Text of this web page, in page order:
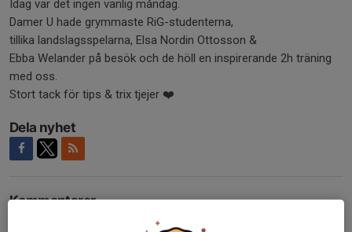
Idag var det ingen vanlig måndag.
Damer U hade grymmaste RiG-studenterna,
tillika landslagsspelarna, Elsa Nordin Ottosson &
Ebba Welander på besök och de höll en inspirerande 2h träning
med oss.
Stort tack för tips & trix tjejer ❤️
Dela nyhet
Kommentarer